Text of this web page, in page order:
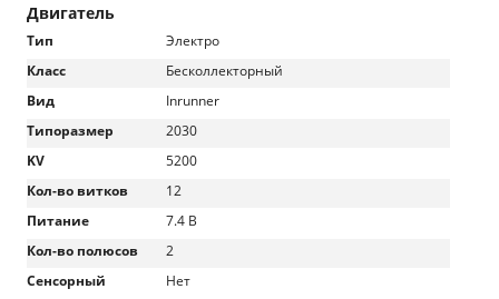
Двигатель
Тип
Электро
Класс
Бесколлекторный
Вид
Inrunner
Типоразмер
2030
KV
5200
Кол-во витков
12
Питание
7.4 В
Кол-во полюсов
2
Сенсорный
Нет